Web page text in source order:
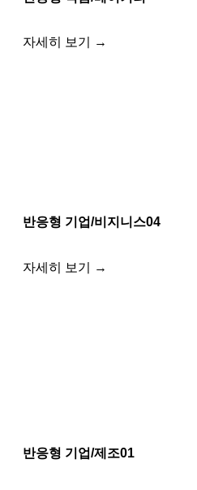
자세히 보기 →
반응형 기업/비지니스04
자세히 보기 →
반응형 기업/제조01